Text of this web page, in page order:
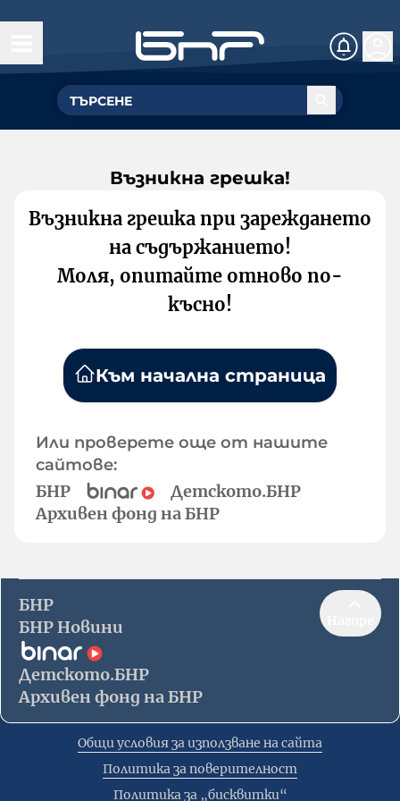
Възникна грешка!
Възникна грешка при зареждането
на съдържанието!
Моля, опитайте отново по-
късно!
Към начална страница
Или проверете още от нашите
сайтове:
БНР
Детското.БНР
Архивен фонд на БНР
БНР
БНР Новини
Детското.БНР
Архивен фонд на БНР
Общи условия за използване на сайта
Политика за поверителност
Политика за „бисквитки“